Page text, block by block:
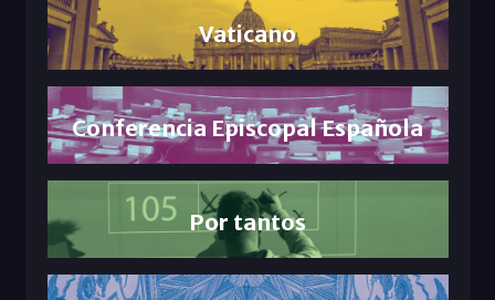
Vaticano
Conferencia Episcopal Española
Por tantos